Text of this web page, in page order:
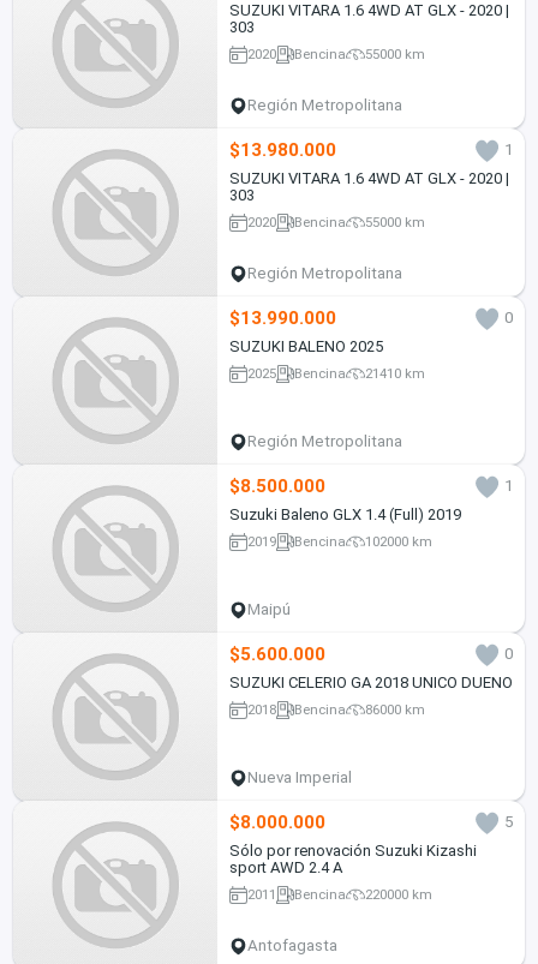
SUZUKI VITARA 1.6 4WD AT GLX - 2020 |
303
2020 Bencina 55000 km
Región Metropolitana
$13.980.000
1
SUZUKI VITARA 1.6 4WD AT GLX - 2020 |
303
2020 Bencina 55000 km
Región Metropolitana
$13.990.000
0
SUZUKI BALENO 2025
2025 Bencina 21410 km
Región Metropolitana
$8.500.000
1
Suzuki Baleno GLX 1.4 (Full) 2019
2019 Bencina 102000 km
Maipú
$5.600.000
0
SUZUKI CELERIO GA 2018 UNICO DUENO
2018 Bencina 86000 km
Nueva Imperial
$8.000.000
5
Sólo por renovación Suzuki Kizashi
sport AWD 2.4 A
2011 Bencina 220000 km
Antofagasta